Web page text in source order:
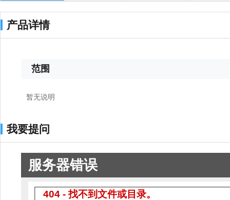
产品详情
范围
暂无说明
我要提问